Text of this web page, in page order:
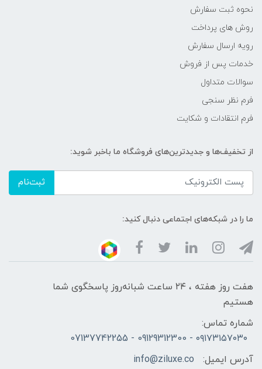
نحوه ثبت سفارش
روش های پرداخت
رویه ارسال سفارش
خدمات پس از فروش
سوالات متداول
فرم نظر سنجی
فرم انتقادات و شکایت
از تخفیف‌ها و جدیدترین‌های فروشگاه ما باخبر شوید:
ثبت‌نام
ما را در شبکه‌های اجتماعی دنبال کنید:
هفت روز هفته ، ۲۴ ساعت شبانه‌روز پاسخگوی شما
هستیم
شماره تماس:
۰۹۱۷۳۱۵۷۰۳۰ - 09129312300 - 07137742255
آدرس ایمیل:
info@ziluxe.co